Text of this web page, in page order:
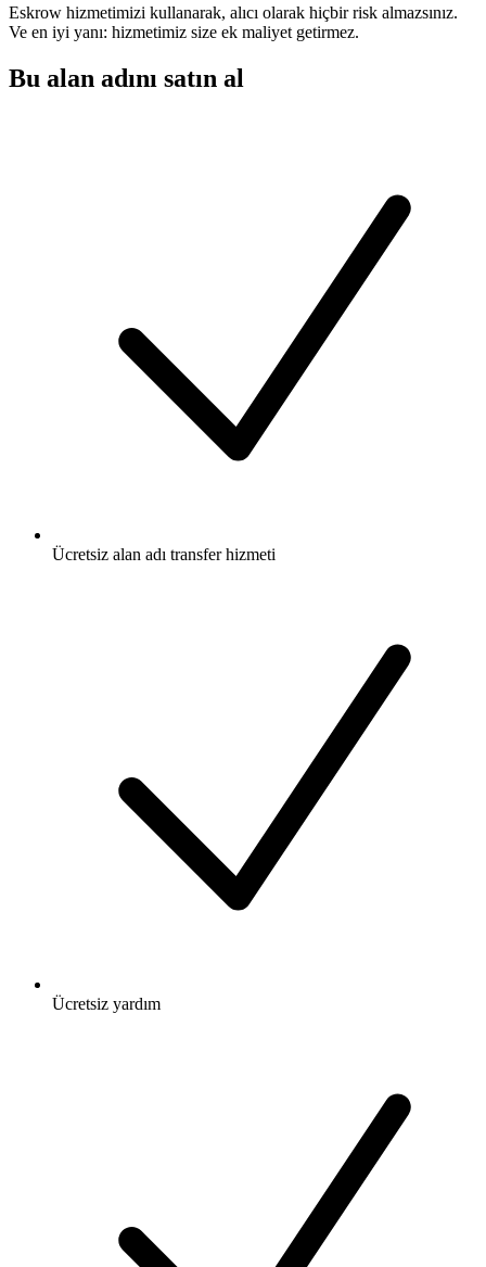
Eskrow hizmetimizi kullanarak, alıcı olarak hiçbir risk almazsınız.
Ve en iyi yanı: hizmetimiz size ek maliyet getirmez.
Bu alan adını satın al
Ücretsiz alan adı transfer hizmeti
Ücretsiz yardım